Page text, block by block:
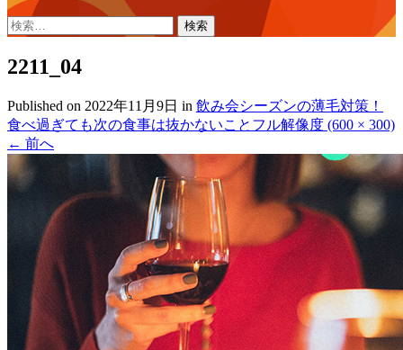
コ
ン
テ
ツ
へ
ス
キ
ッ
プ
検
索:
2211_04
Published on 2022年11月9日 in 飲み会シーズンの薄毛対策！
食べ過ぎても次の食事は抜かないこと フル解像度 (600 × 300)
← 前へ